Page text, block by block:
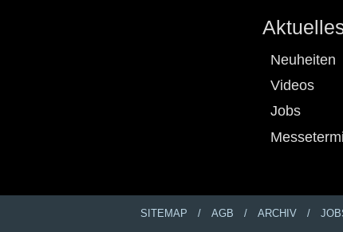
Neuheiten
Videos
Jobs
SITEMAP AGB ARCHIV